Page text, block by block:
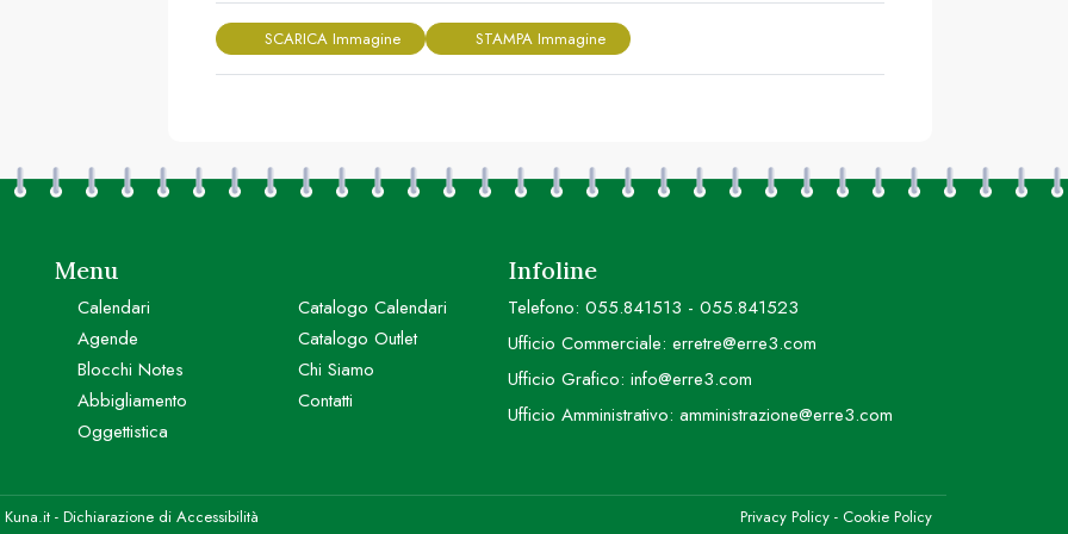
SCARICA Immagine STAMPA Immagine
Menu
Calendari
Agende
Blocchi Notes
Abbigliamento
Oggettistica
Catalogo Calendari
Catalogo Outlet
Chi Siamo
Contatti
Infoline
Telefono: 055.841513 - 055.841523
Ufficio Commerciale: erretre@erre3.com
Ufficio Grafico: info@erre3.com
Ufficio Amministrativo: amministrazione@erre3.com
Kuna.it - Dichiarazione di Accessibilità Privacy Policy - Cookie Policy